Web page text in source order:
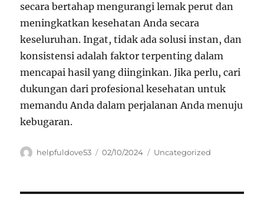
secara bertahap mengurangi lemak perut dan
meningkatkan kesehatan Anda secara
keseluruhan. Ingat, tidak ada solusi instan, dan
konsistensi adalah faktor terpenting dalam
mencapai hasil yang diinginkan. Jika perlu, cari
dukungan dari profesional kesehatan untuk
memandu Anda dalam perjalanan Anda menuju
kebugaran.
Author
helpfuldove53
Posted
02/10/2024 Categories
Uncategorized